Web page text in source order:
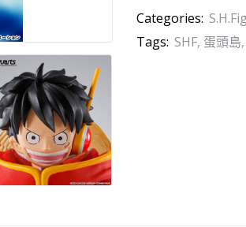
Categories:
Tags: SHF, 蛋頭島,